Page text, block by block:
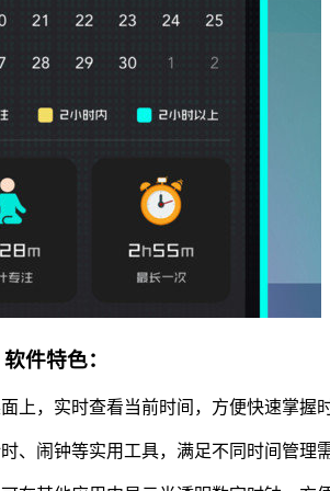
件特色：
上，实时查看当前时间，方便快速掌握时
、闹钟等实用工具，满足不同时间管理需